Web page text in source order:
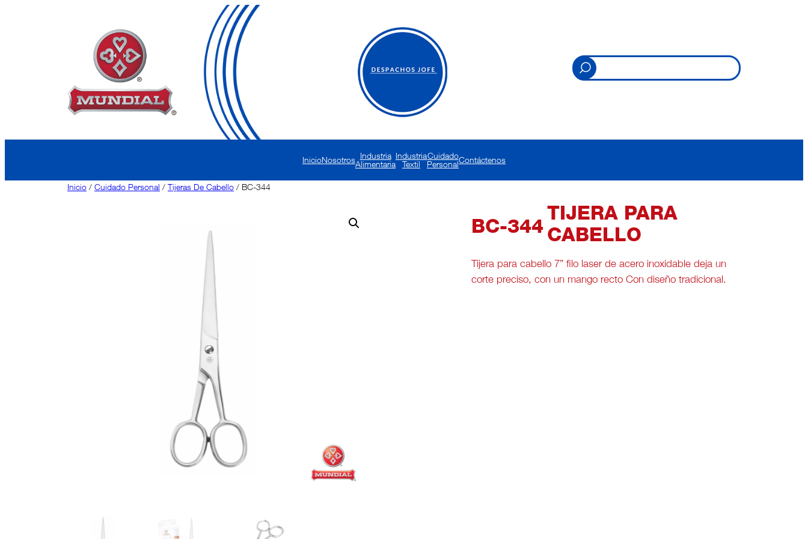
InicioNosotros Industria
Alimentaria
Industria
Textil
Cuidado
PersonalContáctenos
Inicio / Cuidado Personal / Tijeras De Cabello / BC-344
BC-344
TIJERA PARA
CABELLO
Tijera para cabello 7” filo laser de acero inoxidable deja un
corte preciso, con un mango recto Con diseño tradicional.